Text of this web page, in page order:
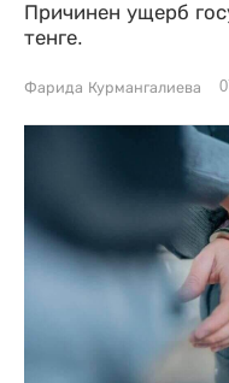
Причинен ущерб
тенге.
Фарида Курмангалиева